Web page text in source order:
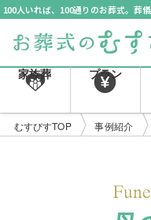
100人いれば、100通りのお葬式。葬
家族葬 プラン
むすびすTOP 事例紹介